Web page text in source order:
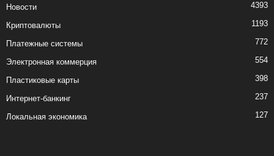
Новости 4393
Криптовалюты 1193
Платежные системы 772
Электронная коммерция 554
Пластиковые карты 398
Интернет-банкинг 237
Локальная экономика 127